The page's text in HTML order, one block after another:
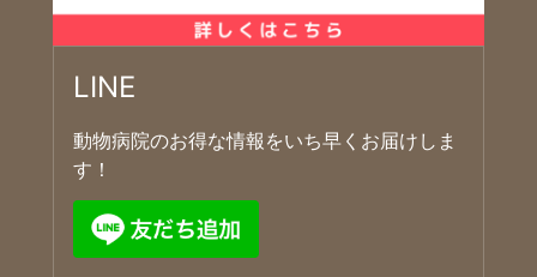
LINE
動物病院のお得な情報をいち早くお届けしま
す！